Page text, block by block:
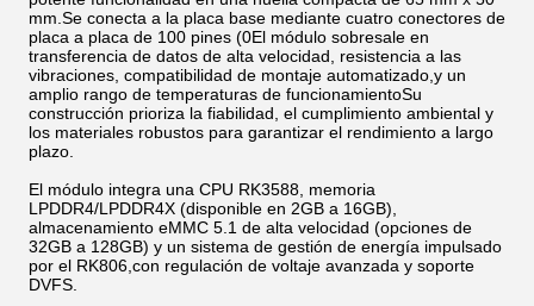
mm.Se conecta a la placa base mediante cuatro conectores de
placa a placa de 100 pines (0El módulo sobresale en
transferencia de datos de alta velocidad, resistencia a las
vibraciones, compatibilidad de montaje automatizado,y un
amplio rango de temperaturas de funcionamientoSu
construcción prioriza la fiabilidad, el cumplimiento ambiental y
los materiales robustos para garantizar el rendimiento a largo
plazo.
El módulo integra una CPU RK3588, memoria
LPDDR4/LPDDR4X (disponible en 2GB a 16GB),
almacenamiento eMMC 5.1 de alta velocidad (opciones de
32GB a 128GB) y un sistema de gestión de energía impulsado
por el RK806,con regulación de voltaje avanzada y soporte
DVFS.